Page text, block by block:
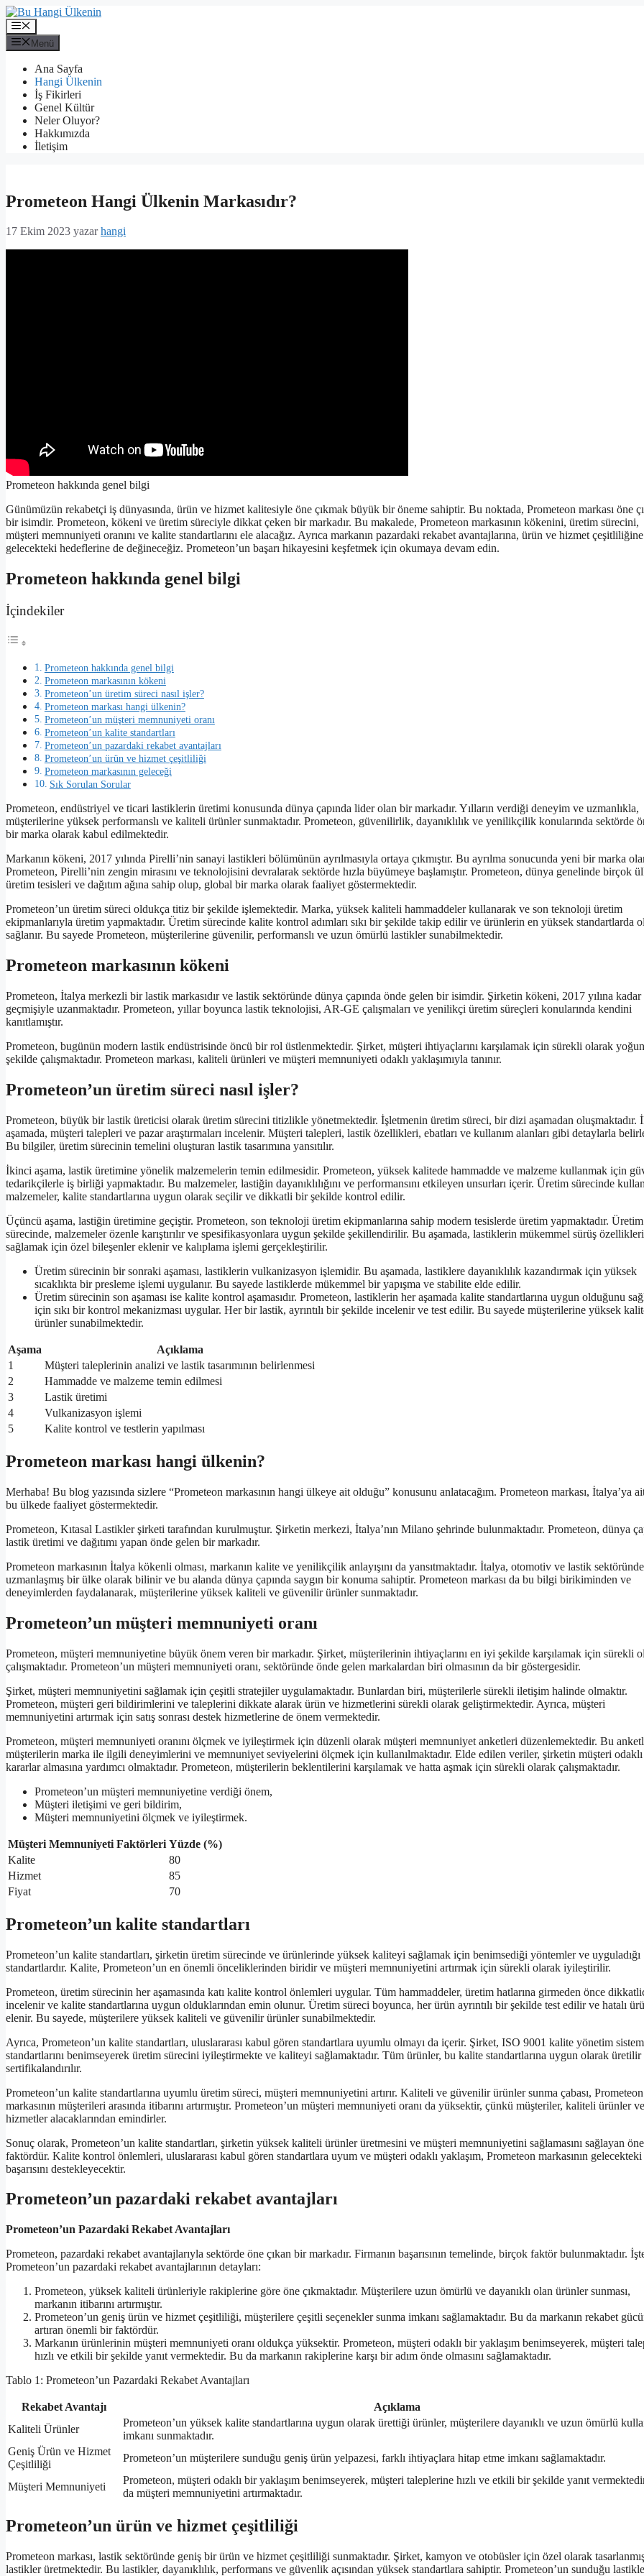
İçeriğe
atla
Menü
Menü
Ana Sayfa
Hangi Ülkenin
İş Fikirleri
Genel Kültür
Neler Oluyor?
Hakkımızda
İletişim
Prometeon Hangi Ülkenin Markasıdır?
17 Ekim 2023 yazarhangi
Prometeon hakkında genel bilgi
Günümüzün rekabetçi iş dünyasında, ürün ve hizmet kalitesiyle öne çıkmak büyük bir öneme sahiptir. Bu noktada, Prometeon markası öne
bir isimdir. Prometeon, kökeni ve üretim süreciyle dikkat çeken bir markadır. Bu makalede, Prometeon markasının kökenini, üretim sürecini,
müşteri memnuniyeti oranını ve kalite standartlarını ele alacağız. Ayrıca markanın pazardaki rekabet avantajlarına, ürün ve hizmet
gelecekteki hedeflerine de değineceğiz. Prometeon’un başarı hikayesini keşfetmek için okumaya devam edin.
Prometeon hakkında genel bilgi
İçindekiler
Prometeon hakkında genel bilgi
Prometeon markasının kökeni
Prometeon’un üretim süreci nasıl işler?
Prometeon markası hangi ülkenin?
Prometeon’un müşteri memnuniyeti oranı
Prometeon’un kalite standartları
Prometeon’un pazardaki rekabet avantajları
Prometeon’un ürün ve hizmet çeşitliliği
Prometeon markasının geleceği
Sık Sorulan Sorular
Prometeon, endüstriyel ve ticari lastiklerin üretimi konusunda dünya çapında lider olan bir markadır. Yılların verdiği deneyim ve uzmanlıkla,
müşterilerine yüksek performanslı ve kaliteli ürünler sunmaktadır. Prometeon, güvenilirlik, dayanıklılık ve yenilikçilik konularında sektörde
bir marka olarak kabul edilmektedir.
Markanın kökeni, 2017 yılında Pirelli’nin sanayi lastikleri bölümünün ayrılmasıyla ortaya çıkmıştır. Bu ayrılma sonucunda yeni bir marka
Prometeon, Pirelli’nin zengin mirasını ve teknolojisini devralarak sektörde hızla büyümeye başlamıştır. Prometeon, dünya genelinde birçok
üretim tesisleri ve dağıtım ağına sahip olup, global bir marka olarak faaliyet göstermektedir.
Prometeon’un üretim süreci oldukça titiz bir şekilde işlemektedir. Marka, yüksek kaliteli hammaddeler kullanarak ve son teknoloji üretim
ekipmanlarıyla üretim yapmaktadır. Üretim sürecinde kalite kontrol adımları sıkı bir şekilde takip edilir ve ürünlerin en yüksek standartlarda
sağlanır. Bu sayede Prometeon, müşterilerine güvenilir, performanslı ve uzun ömürlü lastikler sunabilmektedir.
Prometeon markasının kökeni
Prometeon, İtalya merkezli bir lastik markasıdır ve lastik sektöründe dünya çapında önde gelen bir isimdir. Şirketin kökeni, 2017 yılına kadar
geçmişiyle uzanmaktadır. Prometeon, yıllar boyunca lastik teknolojisi, AR-GE çalışmaları ve yenilikçi üretim süreçleri konularında kendini
kanıtlamıştır.
Prometeon, bugünün modern lastik endüstrisinde öncü bir rol üstlenmektedir. Şirket, müşteri ihtiyaçlarını karşılamak için sürekli olarak
şekilde çalışmaktadır. Prometeon markası, kaliteli ürünleri ve müşteri memnuniyeti odaklı yaklaşımıyla tanınır.
Prometeon’un üretim süreci nasıl işler?
Prometeon, büyük bir lastik üreticisi olarak üretim sürecini titizlikle yönetmektedir. İşletmenin üretim süreci, bir dizi aşamadan oluşmaktadır.
aşamada, müşteri talepleri ve pazar araştırmaları incelenir. Müşteri talepleri, lastik özellikleri, ebatları ve kullanım alanları gibi detaylarla
Bu bilgiler, üretim sürecinin temelini oluşturan lastik tasarımına yansıtılır.
İkinci aşama, lastik üretimine yönelik malzemelerin temin edilmesidir. Prometeon, yüksek kalitede hammadde ve malzeme kullanmak için
tedarikçilerle iş birliği yapmaktadır. Bu malzemeler, lastiğin dayanıklılığını ve performansını etkileyen unsurları içerir. Üretim sürecinde
malzemeler, kalite standartlarına uygun olarak seçilir ve dikkatli bir şekilde kontrol edilir.
Üçüncü aşama, lastiğin üretimine geçiştir. Prometeon, son teknoloji üretim ekipmanlarına sahip modern tesislerde üretim yapmaktadır. Üretim
sürecinde, malzemeler özenle karıştırılır ve spesifikasyonlara uygun şekilde şekillendirilir. Bu aşamada, lastiklerin mükemmel sürüş
sağlamak için özel bileşenler eklenir ve kalıplama işlemi gerçekleştirilir.
Üretim sürecinin bir sonraki aşaması, lastiklerin vulkanizasyon işlemidir. Bu aşamada, lastiklere dayanıklılık kazandırmak için yüksek
sıcaklıkta bir presleme işlemi uygulanır. Bu sayede lastiklerde mükemmel bir yapışma ve stabilite elde edilir.
Üretim sürecinin son aşaması ise kalite kontrol aşamasıdır. Prometeon, lastiklerin her aşamada kalite standartlarına uygun olduğunu
için sıkı bir kontrol mekanizması uygular. Her bir lastik, ayrıntılı bir şekilde incelenir ve test edilir. Bu sayede müşterilerine yüksek
ürünler sunabilmektedir.
Aşama
Açıklama
1
Müşteri taleplerinin analizi ve lastik tasarımının belirlenmesi
2
Hammadde ve malzeme temin edilmesi
3
Lastik üretimi
4
Vulkanizasyon işlemi
5
Kalite kontrol ve testlerin yapılması
Prometeon markası hangi ülkenin?
Merhaba! Bu blog yazısında sizlere “Prometeon markasının hangi ülkeye ait olduğu” konusunu anlatacağım. Prometeon markası, İtalya’ya
bu ülkede faaliyet göstermektedir.
Prometeon, Kıtasal Lastikler şirketi tarafından kurulmuştur. Şirketin merkezi, İtalya’nın Milano şehrinde bulunmaktadır. Prometeon, dünya
lastik üretimi ve dağıtımı yapan önde gelen bir markadır.
Prometeon markasının İtalya kökenli olması, markanın kalite ve yenilikçilik anlayışını da yansıtmaktadır. İtalya, otomotiv ve lastik sektöründe
uzmanlaşmış bir ülke olarak bilinir ve bu alanda dünya çapında saygın bir konuma sahiptir. Prometeon markası da bu bilgi birikiminden ve
deneyimlerden faydalanarak, müşterilerine yüksek kaliteli ve güvenilir ürünler sunmaktadır.
Prometeon’un müşteri memnuniyeti oranı
Prometeon, müşteri memnuniyetine büyük önem veren bir markadır. Şirket, müşterilerinin ihtiyaçlarını en iyi şekilde karşılamak için sürekli
çalışmaktadır. Prometeon’un müşteri memnuniyeti oranı, sektöründe önde gelen markalardan biri olmasının da bir göstergesidir.
Şirket, müşteri memnuniyetini sağlamak için çeşitli stratejiler uygulamaktadır. Bunlardan biri, müşterilerle sürekli iletişim halinde olmaktır.
Prometeon, müşteri geri bildirimlerini ve taleplerini dikkate alarak ürün ve hizmetlerini sürekli olarak geliştirmektedir. Ayrıca, müşteri
memnuniyetini artırmak için satış sonrası destek hizmetlerine de önem vermektedir.
Prometeon, müşteri memnuniyeti oranını ölçmek ve iyileştirmek için düzenli olarak müşteri memnuniyet anketleri düzenlemektedir. Bu
müşterilerin marka ile ilgili deneyimlerini ve memnuniyet seviyelerini ölçmek için kullanılmaktadır. Elde edilen veriler, şirketin müşteri odaklı
kararlar almasına yardımcı olmaktadır. Prometeon, müşterilerin beklentilerini karşılamak ve hatta aşmak için sürekli olarak çalışmaktadır.
Prometeon’un müşteri memnuniyetine verdiği önem,
Müşteri iletişimi ve geri bildirim,
Müşteri memnuniyetini ölçmek ve iyileştirmek.
Müşteri Memnuniyeti Faktörleri Yüzde (%)
Kalite
80
Hizmet
85
Fiyat
70
Prometeon’un kalite standartları
Prometeon’un kalite standartları, şirketin üretim sürecinde ve ürünlerinde yüksek kaliteyi sağlamak için benimsediği yöntemler ve uyguladığı
standartlardır. Kalite, Prometeon’un en önemli önceliklerinden biridir ve müşteri memnuniyetini artırmak için sürekli olarak iyileştirilir.
Prometeon, üretim sürecinin her aşamasında katı kalite kontrol önlemleri uygular. Tüm hammaddeler, üretim hatlarına girmeden önce
incelenir ve kalite standartlarına uygun olduklarından emin olunur. Üretim süreci boyunca, her ürün ayrıntılı bir şekilde test edilir ve hatalı
elenir. Bu sayede, müşterilere yüksek kaliteli ve güvenilir ürünler sunabilmektedir.
Ayrıca, Prometeon’un kalite standartları, uluslararası kabul gören standartlara uyumlu olmayı da içerir. Şirket, ISO 9001 kalite yönetim
standartlarını benimseyerek üretim sürecini iyileştirmekte ve kaliteyi sağlamaktadır. Tüm ürünler, bu kalite standartlarına uygun olarak üretilir
sertifikalandırılır.
Prometeon’un kalite standartlarına uyumlu üretim süreci, müşteri memnuniyetini artırır. Kaliteli ve güvenilir ürünler sunma çabası, Prometeon
markasının müşterileri arasında itibarını artırmıştır. Prometeon’un müşteri memnuniyeti oranı da yüksektir, çünkü müşteriler, kaliteli ürünler ve
hizmetler alacaklarından emindirler.
Sonuç olarak, Prometeon’un kalite standartları, şirketin yüksek kaliteli ürünler üretmesini ve müşteri memnuniyetini sağlamasını sağlayan
faktördür. Kalite kontrol önlemleri, uluslararası kabul gören standartlara uyum ve müşteri odaklı yaklaşım, Prometeon markasının gelecekteki
başarısını destekleyecektir.
Prometeon’un pazardaki rekabet avantajları
Prometeon’un Pazardaki Rekabet Avantajları
Prometeon, pazardaki rekabet avantajlarıyla sektörde öne çıkan bir markadır. Firmanın başarısının temelinde, birçok faktör bulunmaktadır.
Prometeon’un pazardaki rekabet avantajlarının detayları:
Prometeon, yüksek kaliteli ürünleriyle rakiplerine göre öne çıkmaktadır. Müşterilere uzun ömürlü ve dayanıklı olan ürünler sunması,
markanın itibarını artırmıştır.
Prometeon’un geniş ürün ve hizmet çeşitliliği, müşterilere çeşitli seçenekler sunma imkanı sağlamaktadır. Bu da markanın rekabet
artıran önemli bir faktördür.
Markanın ürünlerinin müşteri memnuniyeti oranı oldukça yüksektir. Prometeon, müşteri odaklı bir yaklaşım benimseyerek, müşteri
hızlı ve etkili bir şekilde yanıt vermektedir. Bu da markanın rakiplerine karşı bir adım önde olmasını sağlamaktadır.
Tablo 1: Prometeon’un Pazardaki Rekabet Avantajları
Rekabet Avantajı
Açıklama
Kaliteli Ürünler
Prometeon’un yüksek kalite standartlarına uygun olarak ürettiği ürünler, müşterilere dayanıklı ve uzun ömürlü
imkanı sunmaktadır.
Geniş Ürün ve Hizmet
Çeşitliliği
Prometeon’un müşterilere sunduğu geniş ürün yelpazesi, farklı ihtiyaçlara hitap etme imkanı sağlamaktadır.
Müşteri Memnuniyeti
Prometeon, müşteri odaklı bir yaklaşım benimseyerek, müşteri taleplerine hızlı ve etkili bir şekilde yanıt
da müşteri memnuniyetini artırmaktadır.
Prometeon’un ürün ve hizmet çeşitliliği
Prometeon markası, lastik sektöründe geniş bir ürün ve hizmet çeşitliliği sunmaktadır. Şirket, kamyon ve otobüsler için özel olarak
lastikler üretmektedir. Bu lastikler, dayanıklılık, performans ve güvenlik açısından yüksek standartlara sahiptir. Prometeon’un sunduğu